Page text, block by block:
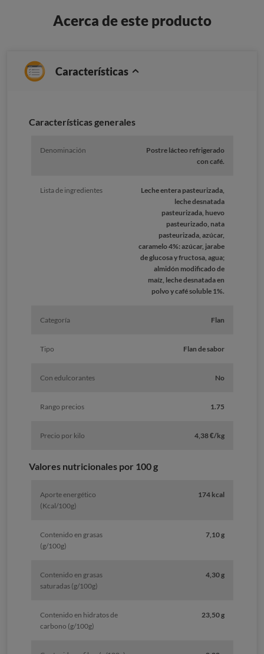
Acerca de este producto
Características
Características generales
Denominación
Postre lácteo refrigerado
con café.
Lista de ingredientes
Leche entera pasteurizada,
leche desnatada
pasteurizada, huevo
pasteurizado, nata
pasteurizada, azúcar,
caramelo 4%: azúcar, jarabe
de glucosa y fructosa, agua;
almidón modificado de
maíz, leche desnatada en
polvo y café soluble 1%.
Categoría Flan
Tipo Flan de sabor
Con edulcorantes No
Rango precios 1.75
Precio por kilo 4,38 €/kg
Valores nutricionales por 100 g
Aporte energético
(Kcal/100g)
174 kcal
Contenido en grasas
(g/100g)
7,10 g
Contenido en grasas
saturadas (g/100g)
4,30 g
Contenido en hidratos de
carbono (g/100g)
23,50 g